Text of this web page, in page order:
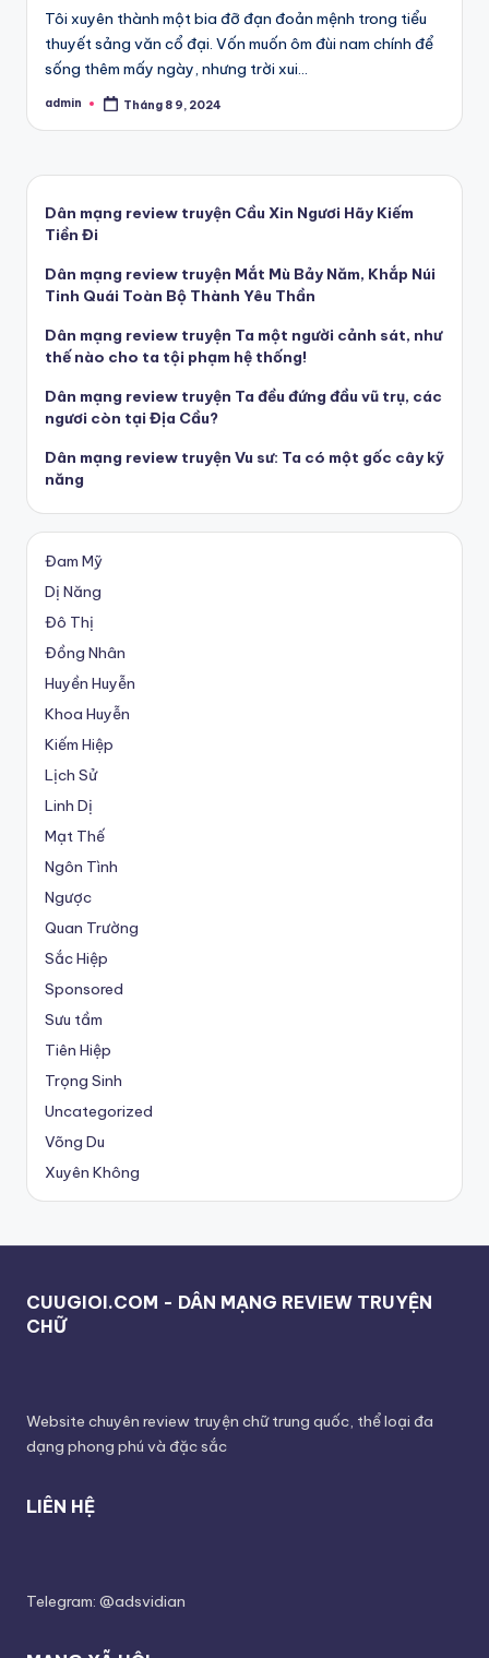
Tôi xuyên thành một bia đỡ đạn đoản mệnh trong tiểu
thuyết sảng văn cổ đại. Vốn muốn ôm đùi nam chính để
sống thêm mấy ngày, nhưng trời xui…
Posted
admin Tháng 8 9, 2024
Dân mạng review truyện Cầu Xin Ngươi Hãy Kiếm
Tiền Đi
Dân mạng review truyện Mắt Mù Bảy Năm, Khắp Núi
Tinh Quái Toàn Bộ Thành Yêu Thần
Dân mạng review truyện Ta một người cảnh sát, như
thế nào cho ta tội phạm hệ thống!
Dân mạng review truyện Ta đều đứng đầu vũ trụ, các
ngươi còn tại Địa Cầu?
Dân mạng review truyện Vu sư: Ta có một gốc cây kỹ
năng
Đam Mỹ
Dị Năng
Đô Thị
Đồng Nhân
Huyền Huyễn
Khoa Huyễn
Kiếm Hiệp
Lịch Sử
Linh Dị
Mạt Thế
Ngôn Tình
Ngược
Quan Trường
Sắc Hiệp
Sponsored
Sưu tầm
Tiên Hiệp
Trọng Sinh
Uncategorized
Võng Du
Xuyên Không
CUUGIOI.COM - DÂN MẠNG REVIEW TRUYỆN
CHỮ
Website chuyên review truyện chữ trung quốc, thể loại đa
dạng phong phú và đặc sắc
LIÊN HỆ
Telegram: @adsvidian